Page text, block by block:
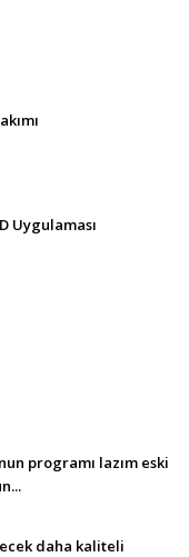
Uygulaması
programı lazım eski
daha kaliteli